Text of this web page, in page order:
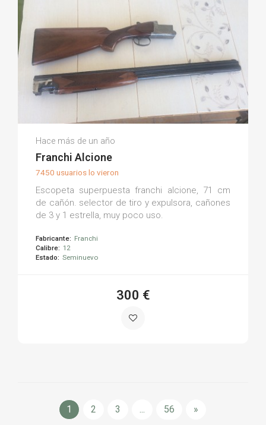
David C.
Hace más de un año
Franchi Alcione
7450 usuarios lo vieron
Escopeta superpuesta franchi alcione, 71 cm
de cañón. selector de tiro y expulsora, cañones
de 3 y 1 estrella, muy poco uso.
Fabricante: Franchi
Calibre: 12
Estado: Seminuevo
300 €
1 2 3 ... 56 »